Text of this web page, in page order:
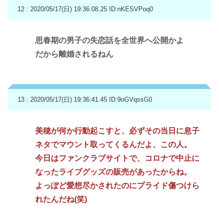
12 : 2020/05/17(日) 19:36:08.25 ID:nKESVPoq0
思春期の男子の失恋話を全世界へ公開かよ
だから離婚されるねん
13 : 2020/05/17(日) 19:36:41.45 ID:9oGVqssG0
美穂が何か行動起こすと、必ずその当日に息子
ネタでマウント取ってくるんだよ、この人。
今日はファンクラブサイトで、コロナで中止に
なったライブグッズの販売があったからね。
よっぽど愛想尽かされたのにプライド傷つけら
れたんだね(笑)